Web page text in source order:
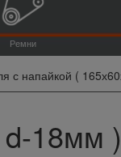
Ремни
с напайкой (
d-18мм